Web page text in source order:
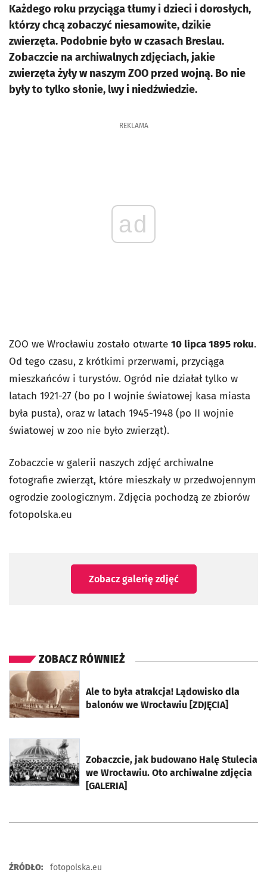
Każdego roku przyciąga tłumy i dzieci i dorosłych,
którzy chcą zobaczyć niesamowite, dzikie
zwierzęta. Podobnie było w czasach Breslau.
Zobaczcie na archiwalnych zdjęciach, jakie
zwierzęta żyły w naszym ZOO przed wojną. Bo nie
były to tylko słonie, lwy i niedźwiedzie.
REKLAMA
ad
ZOO we Wrocławiu zostało otwarte 10 lipca 1895 roku.
Od tego czasu, z krótkimi przerwami, przyciąga
mieszkańców i turystów. Ogród nie działał tylko w
latach 1921-27 (bo po I wojnie światowej kasa miasta
była pusta), oraz w latach 1945-1948 (po II wojnie
światowej w zoo nie było zwierząt).
Zobaczcie w galerii naszych zdjęć archiwalne
fotografie zwierząt, które mieszkały w przedwojennym
ogrodzie zoologicznym. Zdjęcia pochodzą ze zbiorów
fotopolska.eu
Zobacz galerię zdjęć
ZOBACZ RÓWNIEŻ
Ale to była atrakcja! Lądowisko dla
balonów we Wrocławiu [ZDJĘCIA]
otworzy się w nowej karcie
Zobaczcie, jak budowano Halę Stulecia
we Wrocławiu. Oto archiwalne zdjęcia
[GALERIA]
otworzy się w nowej karcie
ŹRÓDŁO: fotopolska.eu